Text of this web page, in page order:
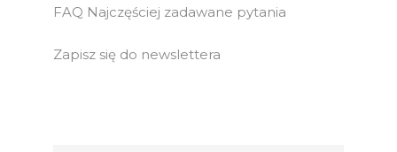
FAQ Najczęściej zadawane pytania
Zapisz się do newslettera